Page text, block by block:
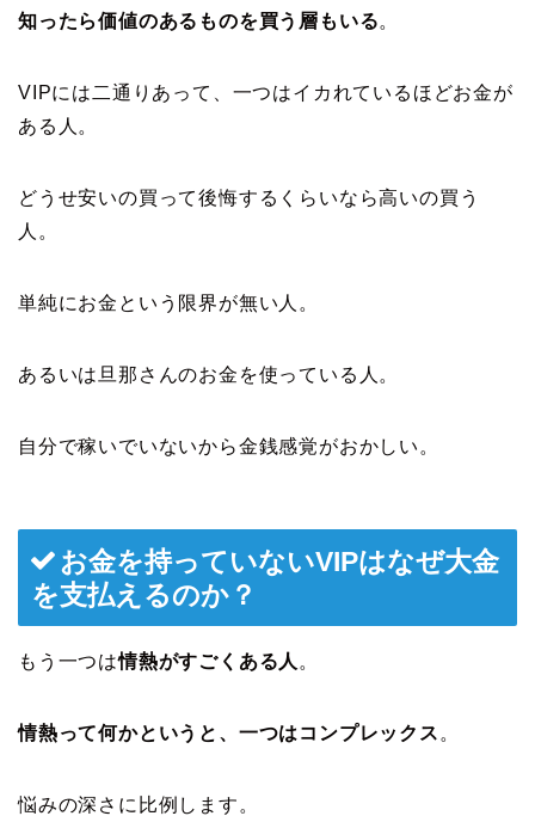
知ったら価値のあるものを買う層もいる。
VIPには二通りあって、一つはイカれているほどお金が
ある人。
どうせ安いの買って後悔するくらいなら高いの買う
人。
単純にお金という限界が無い人。
あるいは旦那さんのお金を使っている人。
自分で稼いでいないから金銭感覚がおかしい。
お金を持っていないVIPはなぜ大金
を支払えるのか？
もう一つは情熱がすごくある人 。
情熱って何かというと、一つはコンプレックス 。
悩みの深さに比例します。